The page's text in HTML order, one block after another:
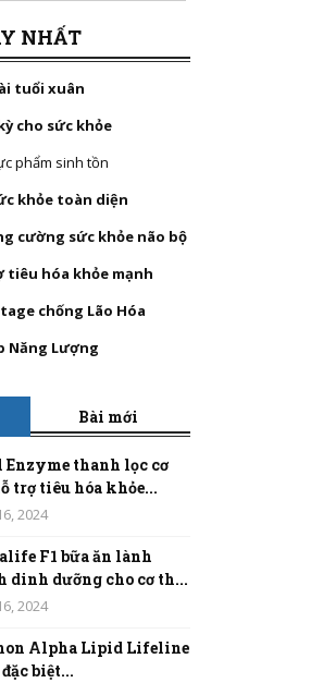
NHẤT
tuổi xuân
cho sức khỏe
phẩm sinh tồn
khỏe toàn diện
cường sức khỏe não bộ
tiêu hóa khỏe mạnh
chống Lão Hóa
Năng Lượng
Bài mới
thanh lọc cơ
trợ tiêu hóa khỏe...
2024
F1 bữa ăn lành
dinh dưỡng cho cơ th...
2024
Alpha Lipid Lifeline
biệt...